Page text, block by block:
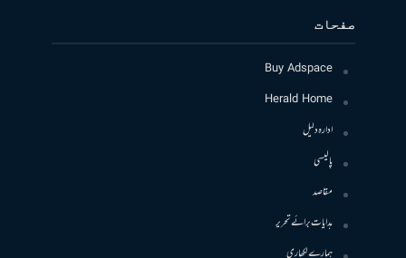
صفحات
Buy Adspace
Herald Home
ادارہ دلیل
پالیسی
مقاصد
ہدایات برائے تحریر